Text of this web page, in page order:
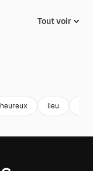
Tout voir
heureux lieu